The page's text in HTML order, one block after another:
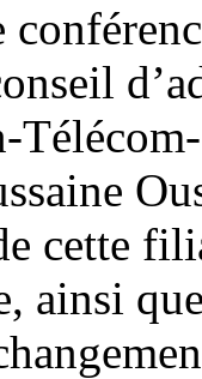
cette
ainsi